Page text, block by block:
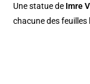
Une statue de Imre
chacune des feuilles